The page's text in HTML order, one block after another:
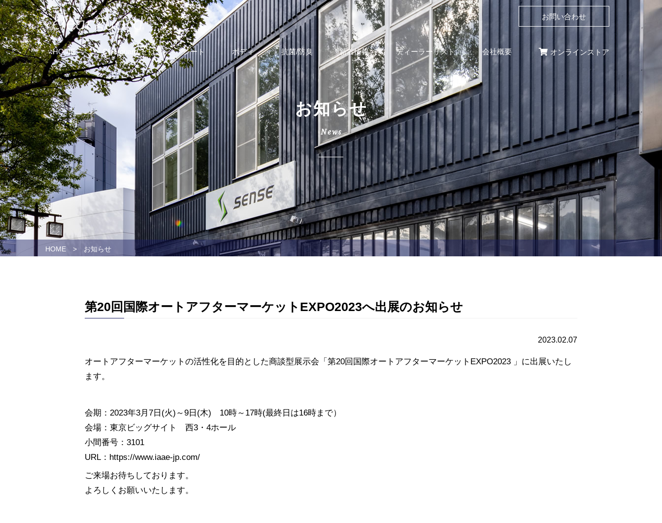
HOME Clearguard®とは シート ボディ 抗菌/防臭 新着情報 ディーラーリスト 会社概要 オンラインストア
お問い合わせ
お知らせ
News
HOME > お知らせ
第20回国際オートアフターマーケットEXPO2023へ出展のお知らせ
2023.02.07
オートアフターマーケットの活性化を目的とした商談型展示会「第20回国際オートアフターマーケットEXPO2023 」に出展いたし
ます。
会期：2023年3月7日(火)～9日(木) 10時～17時(最終日は16時まで）
会場：東京ビッグサイト 西3・4ホール
小間番号：3101
URL： https://www.iaae-jp.com/
ご来場お待ちしております。
よろしくお願いいたします。